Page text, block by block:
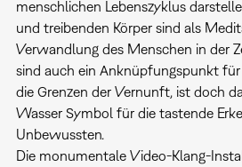
menschlichen Lebenszyklus
und treibenden Körper sind als
Verwandlung des Menschen in der
sind auch ein Anknüpfungspunkt
die Grenzen der Vernunft, ist doch
Wasser Symbol für die tastende
Unbewussten.
Die monumentale Video-Klang-